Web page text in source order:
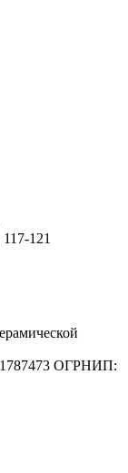
121
ОГРНИП: